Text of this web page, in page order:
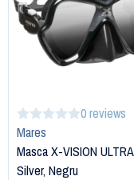
0 reviews
Mares
Masca X-VISION ULTRA
Silver, Negru